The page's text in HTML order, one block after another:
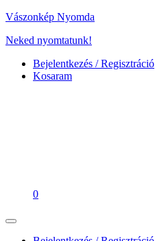
Vászonkép Nyomda
Neked nyomtatunk!
Bejelentkezés / Regisztráció
Kosaram
0